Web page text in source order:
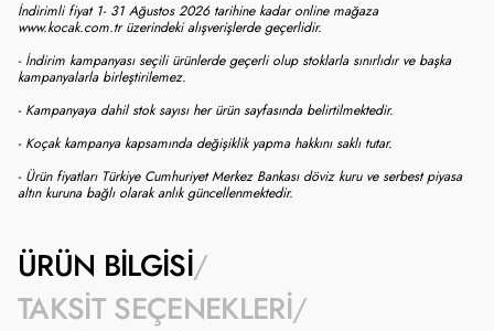
İndirimli fiyat 1- 31 Ağustos 2026 tarihine kadar online mağaza
www.kocak.com.tr üzerindeki alışverişlerde geçerlidir.
- İndirim kampanyası seçili ürünlerde geçerli olup stoklarla sınırlıdır ve başka
kampanyalarla birleştirilemez.
- Kampanyaya dahil stok sayısı her ürün sayfasında belirtilmektedir.
- Koçak kampanya kapsamında değişiklik yapma hakkını saklı tutar.
- Ürün fiyatları Türkiye Cumhuriyet Merkez Bankası döviz kuru ve serbest piyasa
altın kuruna bağlı olarak anlık güncellenmektedir.
ÜRÜN BILGISI
TAKSIT SEÇENEKLERI